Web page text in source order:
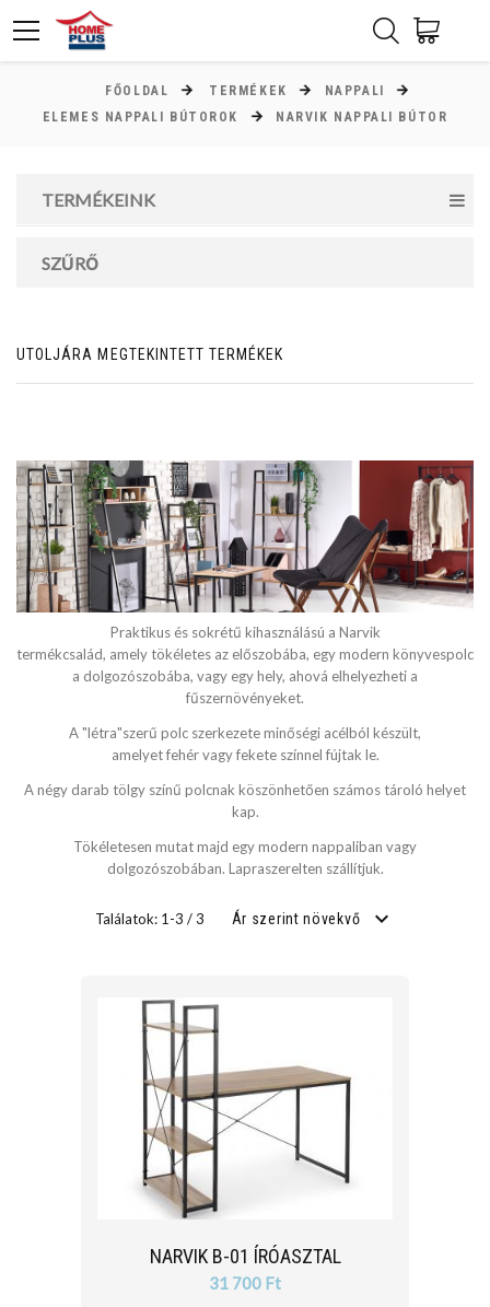
FŐOLDAL TERMÉKEK
NAPPALI
ELEMES NAPPALI BÚTOROK
NARVIK NAPPALI BÚTOR
TERMÉKEINK
SZŰRŐ
Ft
MAGASSÁG
cm
SZÉLESSÉG
cm
cm
MÉLYSÉG
cm
cm
UTOLJÁRA MEGTEKINTETT TERMÉKEK
Praktikus és sokrétű kihasználású a Narvik
termékcsalád, amely tökéletes az előszobába, egy modern könyvespolc
a dolgozószobába, vagy egy hely, ahová elhelyezheti a
fűszernövényeket.
A "létra"szerű polc szerkezete minőségi acélból készült,
amelyet fehér vagy fekete színnel fújtak le.
A négy darab tölgy színű polcnak köszönhetően számos tároló helyet
kap.
Tökéletesen mutat majd egy modern nappaliban vagy
dolgozószobában. Lapraszerelten szállítjuk.
Találatok: 1-3 / 3 Ár szerint növekvő
NARVIK B-01 ÍRÓASZTAL
31 700 Ft